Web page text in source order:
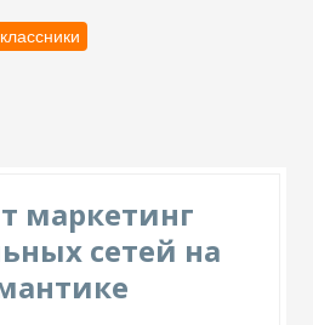
маркетинг
сетей на